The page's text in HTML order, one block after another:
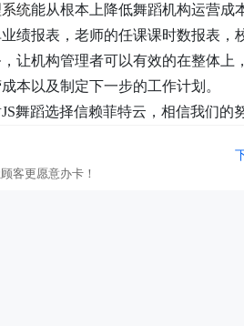
统能从根本上降低舞蹈机构运营成
绩报表，老师的任课课时数报表
让机构管理者可以有效的在整体
本以及制定下一步的工作计划。
JS舞蹈选择信赖菲特云，相信我们的
客更愿意办卡！